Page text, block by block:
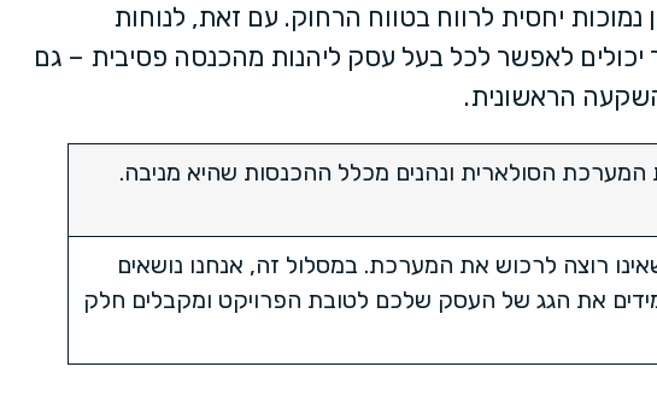
נמוכות יחסית לרווח בטווח הרחוק. עם זאת, לנוחות
יכולים לאפשר לכל בעל עסק ליהנות מהכנסה פסיבית – גם
הראשונית.
הסולארית ונהנים מכלל ההכנסות שהיא מניבה.
רוצה לרכוש את המערכת. במסלול זה, אנחנו נושאים
את הגג של העסק שלכם לטובת הפרויקט ומקבלים חלק